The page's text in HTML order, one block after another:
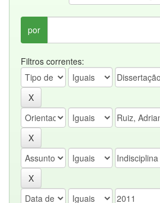
por
Filtros correntes: